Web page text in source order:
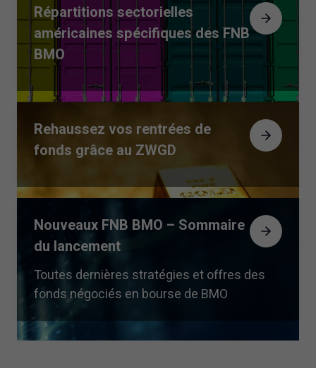
Répartitions sectorielles
américaines spécifiques des FNB
BMO
Rehaussez vos rentrées de
fonds grâce au ZWGD
Nouveaux FNB BMO – Sommaire
du lancement
Toutes dernières stratégies et offres des
fonds négociés en bourse de BMO